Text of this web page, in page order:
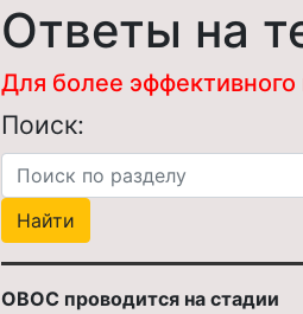
Ответы на
Для более
Поиск:
ОВОС проводится на стадии